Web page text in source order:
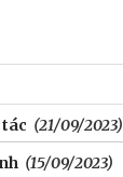
(21/09/2023)
(15/09/2023)